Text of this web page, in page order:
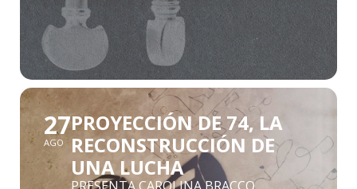
27
AGO
PROYECCIÓN DE 74, LA
RECONSTRUCCIÓN DE
UNA LUCHA